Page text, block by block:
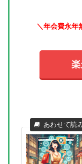
＼年会費永年